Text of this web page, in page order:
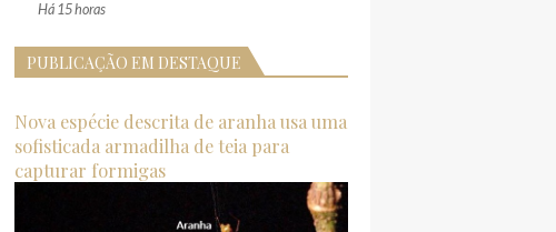
Há 15 horas
PUBLICAÇÃO EM DESTAQUE
Nova espécie descrita de aranha usa uma
sofisticada armadilha de teia para
capturar formigas